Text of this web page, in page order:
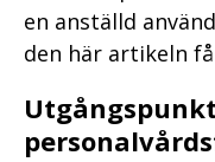
en anställd
den här artikeln